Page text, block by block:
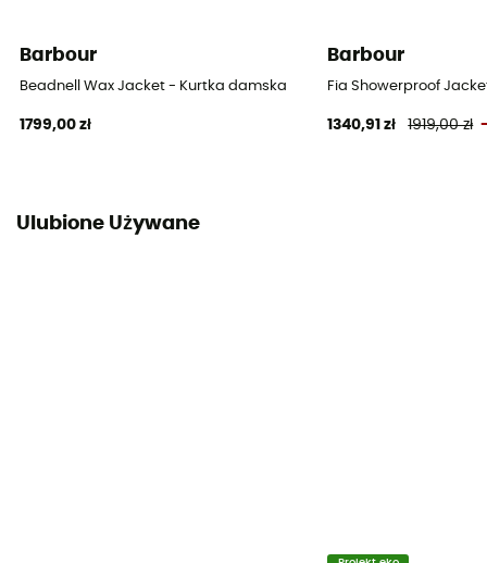
Barbour
Beadnell Wax Jacket - Kurtka damska
1799,00 zł
Barbour
Fia Showerproof
1340,91 zł 1919,00 zł
Ulubione Używane